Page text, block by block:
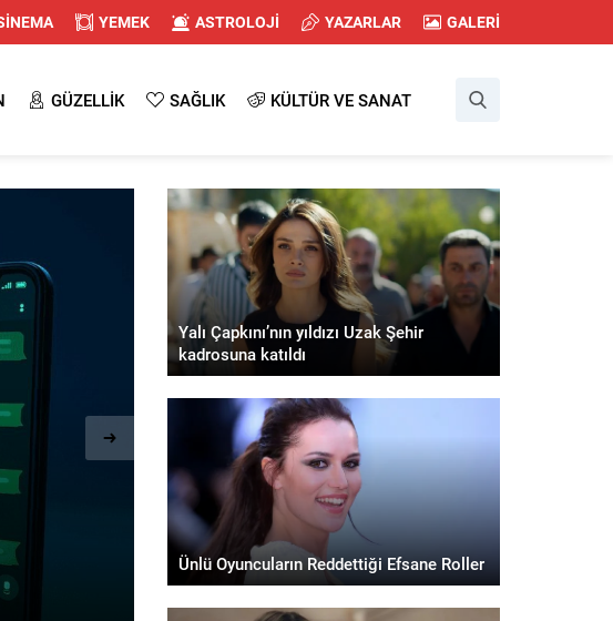
YEMEK ASTROLOJİ YAZARLAR GALERİ
GÜZELLİK SAĞLIK KÜLTÜR VE SANAT
Yalı Çapkını’nın yıldızı Uzak Şehir
kadrosuna katıldı
Ünlü Oyuncuların Reddettiği Efsane Roller